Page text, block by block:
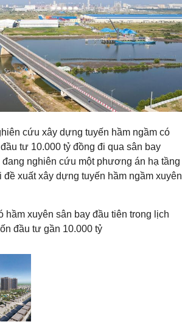
cứu xây dựng tuyến hầm ngầm có
tư 10.000 tỷ đồng đi qua sân bay
nghiên cứu một phương án hạ tầng
đề xuất xây dựng tuyến hầm ngầm xuyên
hầm xuyên sân bay đầu tiên trong lịch
đầu tư gần 10.000 tỷ